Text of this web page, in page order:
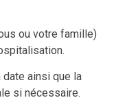
ou votre famille)
date ainsi que la
si nécessaire.